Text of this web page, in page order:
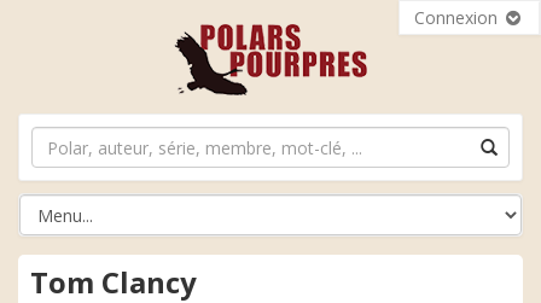
Connexion
Tom Clancy